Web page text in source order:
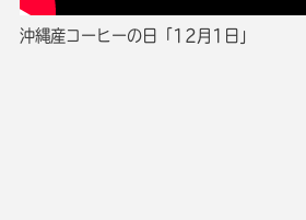
沖縄産コーヒーの日「12月1日」